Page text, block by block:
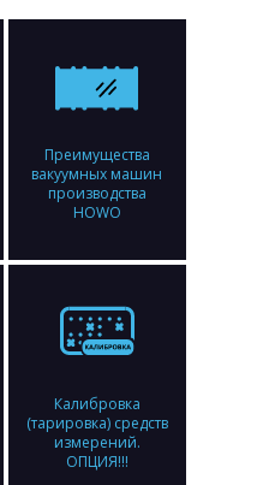
Преимущества
вакуумных машин
производства
HOWO
Калибровка
(тарировка) средств
измерений.
ОПЦИЯ!!!